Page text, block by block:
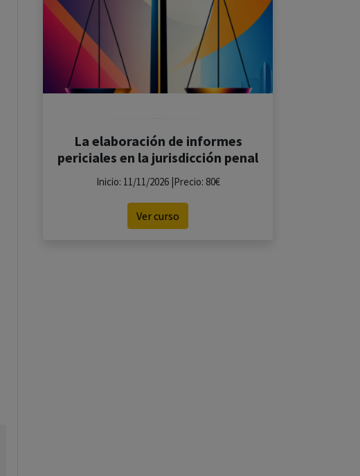
La elaboración de informes
periciales en la jurisdicción penal
Inicio: 11/11/2026 |Precio: 80€
Ver curso